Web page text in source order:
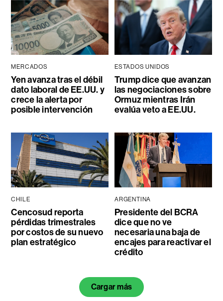
MERCADOS
Yen avanza tras el débil
dato laboral de EE.UU. y
crece la alerta por
posible intervención
ESTADOS UNIDOS
Trump dice que avanzan
las negociaciones sobre
Ormuz mientras Irán
evalúa veto a EE.UU.
CHILE
Cencosud reporta
pérdidas trimestrales
por costos de su nuevo
plan estratégico
ARGENTINA
Presidente del BCRA
dice que no ve
necesaria una baja de
encajes para reactivar el
crédito
Cargar más